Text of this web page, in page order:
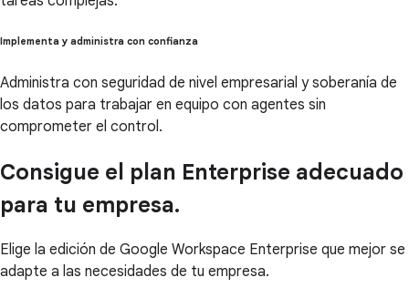
Implementa y administra con confianza
Administra con seguridad de nivel empresarial y soberanía de
los datos para trabajar en equipo con agentes sin
comprometer el control.
Consigue el plan Enterprise adecuado
para tu empresa.
Elige la edición de Google Workspace Enterprise que mejor se
adapte a las necesidades de tu empresa.